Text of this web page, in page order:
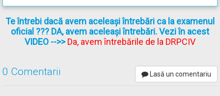
b)pe drumurile expres - 120 km/h;
c)pe drumurile naționale europene (E) - 100 km/h;
d)pe celelalte categorii de drumuri - 90 km/h.
OUG - Articolul 50
(1)Vitezele maxime admise în afara localităților pentru
categoriile de autovehicule prevăzute în anexa nr. 1 sunt
Te întrebi dacă avem aceleași întrebări ca la examenul
oficial ??? DA, avem aceleași întrebări. Vezi în acest
VIDEO -->>Da, avem întrebările de la DRPCIV
0 Comentarii Lasă un comentariu